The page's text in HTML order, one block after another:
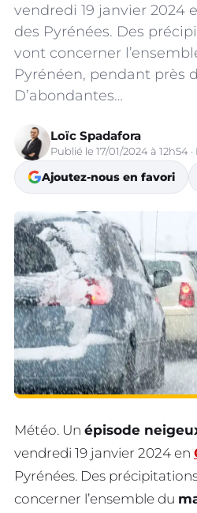
vendredi 19 janvier 2024
des Pyrénées. Des
vont concerner
Pyrénéen, pendant près
D’abondantes…
Loïc Spadafora
Publié le 17/01/2024 à 12h54
Ajoutez-nous en favori
Météo. Un épisode
vendredi 19 janvier 2024 en
Pyrénées. Des
concerner l’ensemble du